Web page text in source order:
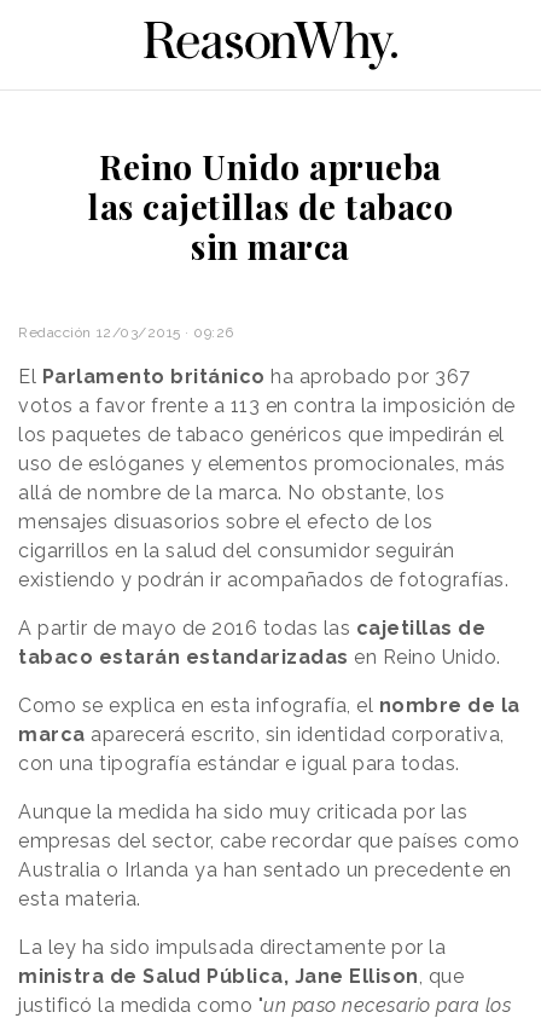
Reino Unido aprueba
las cajetillas de tabaco
sin marca
Redacción 12/03/2015 · 09:26
El Parlamento británico ha aprobado por 367
votos a favor frente a 113 en contra la imposición de
los paquetes de tabaco genéricos que impedirán el
uso de eslóganes y elementos promocionales, más
allá de nombre de la marca. No obstante, los
mensajes disuasorios sobre el efecto de los
cigarrillos en la salud del consumidor seguirán
existiendo y podrán ir acompañados de fotografías.
A partir de mayo de 2016 todas las cajetillas de
tabaco estarán estandarizadas en Reino Unido.
Como se explica en esta infografía, el nombre de la
marca aparecerá escrito, sin identidad corporativa,
con una tipografía estándar e igual para todas.
Aunque la medida ha sido muy criticada por las
empresas del sector, cabe recordar que países como
Australia o Irlanda ya han sentado un precedente en
esta materia.
La ley ha sido impulsada directamente por la
ministra de Salud Pública, Jane Ellison , que
justificó la medida como "un paso necesario para los